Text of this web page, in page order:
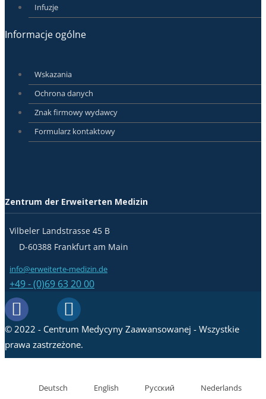
Infuzje
Informacje ogólne
Wskazania
Ochrona danych
Znak firmowy wydawcy
Formularz kontaktowy
Zentrum der Erweiterten Medizin
Vilbeler Landstrasse 45 B
D-60388 Frankfurt am Main
info@erweiterte-medizin.de
+49 - (0)69 63 20 00
© 2022 - Centrum Medycyny Zaawansowanej - Wszystkie
prawa zastrzeżone.
Deutsch English Русский Nederlands